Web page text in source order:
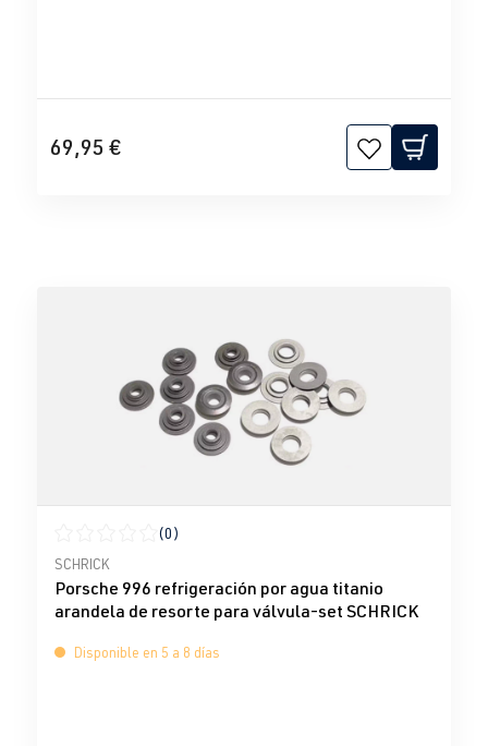
69,95 €
Calificación promedio de 0 de 5 estrellas
(0)
SCHRICK
Porsche 996 refrigeración por agua titanio
arandela de resorte para válvula-set SCHRICK
Disponible en 5 a 8 días